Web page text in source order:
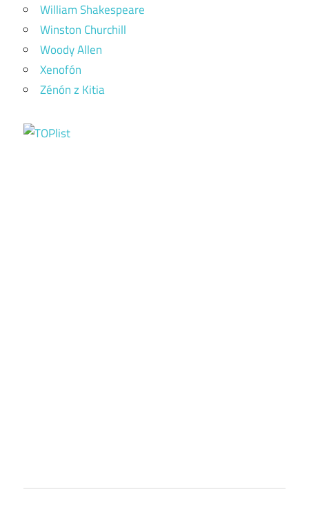
William Shakespeare
Winston Churchill
Woody Allen
Xenofón
Zénón z Kitia